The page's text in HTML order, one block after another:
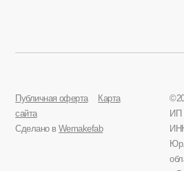
Публичная оферта
Карта
сайта
Сделано в Wemakefab
ИП